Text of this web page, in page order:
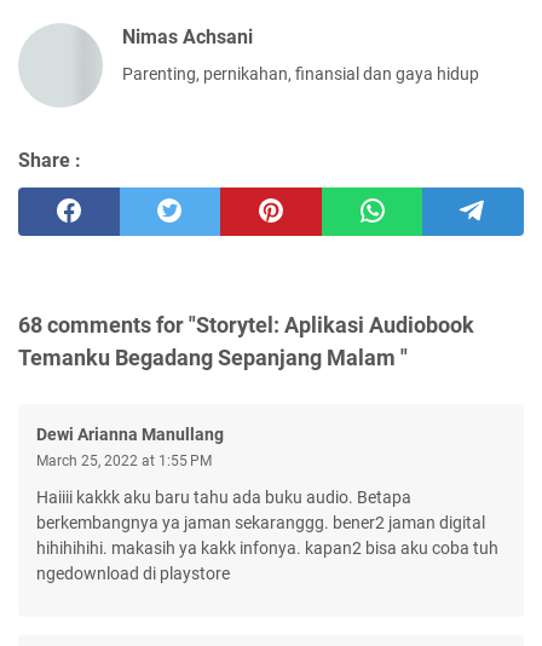
Nimas Achsani
Parenting, pernikahan, finansial dan gaya hidup
Share :
68 comments for "Storytel: Aplikasi Audiobook
Temanku Begadang Sepanjang Malam "
Dewi Arianna Manullang
March 25, 2022 at 1:55 PM
Haiiii kakkk aku baru tahu ada buku audio. Betapa
berkembangnya ya jaman sekaranggg. bener2 jaman digital
hihihihihi. makasih ya kakk infonya. kapan2 bisa aku coba tuh
ngedownload di playstore